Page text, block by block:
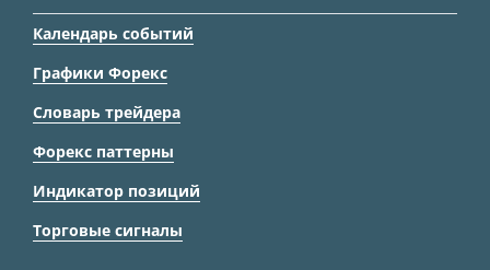
Календарь событий
Графики Форекс
Словарь трейдера
Форекс паттерны
Индикатор позиций
Торговые сигналы